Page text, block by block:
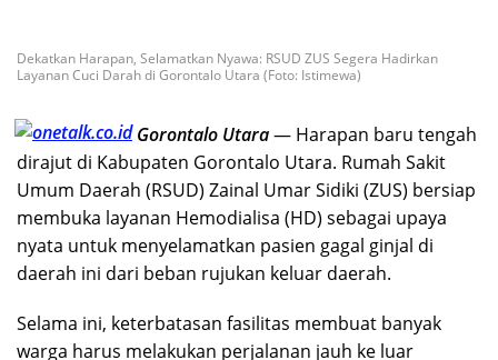
Dekatkan Harapan, Selamatkan Nyawa: RSUD ZUS Segera Hadirkan
Layanan Cuci Darah di Gorontalo Utara (Foto: Istimewa)
Gorontalo Utara— Harapan baru tengah
dirajut di Kabupaten Gorontalo Utara. Rumah Sakit
Umum Daerah (RSUD) Zainal Umar Sidiki (ZUS) bersiap
membuka layanan Hemodialisa (HD) sebagai upaya
nyata untuk menyelamatkan pasien gagal ginjal di
daerah ini dari beban rujukan keluar daerah.
Selama ini, keterbatasan fasilitas membuat banyak
warga harus melakukan perjalanan jauh ke luar